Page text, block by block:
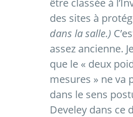
des sites à
dans la salle.)
assez ancienne.
que le « deux
mesures » ne va
dans le sens
Develey dans ce